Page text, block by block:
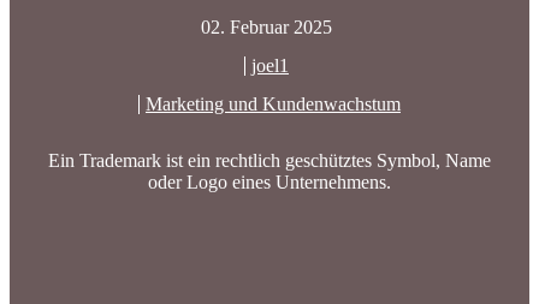
02. Februar 2025
joel1
Marketing und Kundenwachstum
Ein Trademark ist ein rechtlich geschütztes Symbol, Name
oder Logo eines Unternehmens.